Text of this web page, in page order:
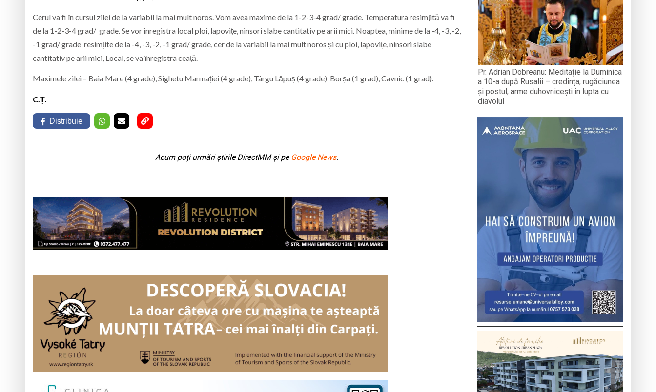
Cerul va fi în cursul zilei de la variabil la mai mult noros. Vom avea maxime de la 1-2-3-4 grad/ grade. Temperatura resimțită va fi
de la 1-2-3-4 grad/ grade. Se vor înregistra local ploi, lapovițe, ninsori slabe cantitativ pe arii mici. Noaptea, minime de la -4, -3, -2,
-1 grad/ grade, resimțite de la -4, -3, -2, -1 grad/ grade, cer de la variabil la mai mult noros și cu ploi, lapovițe, ninsori slabe
cantitativ pe arii mici, Local, se va înregistra ceață.
Maximele zilei – Baia Mare (4 grade), Sighetu Marmației (4 grade), Târgu Lăpuș (4 grade), Borșa (1 grad), Cavnic (1 grad).
C.Ț.
Distribuie
Acum poți urmări știrile DirectMM și pe Google News.
Pr. Adrian Dobreanu: Meditație la Duminica
a 10-a după Rusalii – credința, rugăciunea
și postul, arme duhovnicești în lupta cu
diavolul